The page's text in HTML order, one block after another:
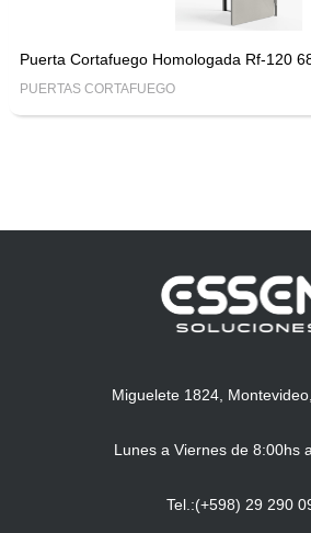
Puerta Cortafuego Homologada Rf-120
PUERTAS CORTAFUEGO
Miguelete 1824,
Lunes a Viernes de 8:00hs
Tel.:(+598) 29 290